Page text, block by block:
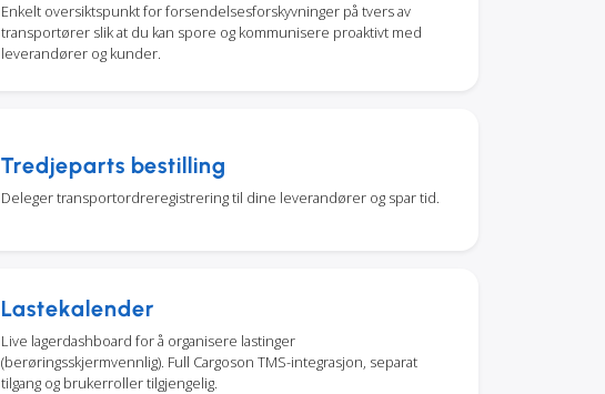
Enkelt oversiktspunkt for forsendelsesforskyvninger på tvers av
transportører slik at du kan spore og kommunisere proaktivt med
leverandører og kunder.
Tredjeparts bestilling
Deleger transportordreregistrering til dine leverandører og spar tid.
Lastekalender
Live lagerdashboard for å organisere lastinger
(berøringsskjermvennlig). Full Cargoson TMS-integrasjon, separat
tilgang og brukerroller tilgjengelig.